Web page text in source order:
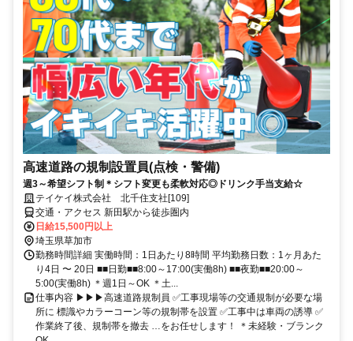
高速道路の規制設置員(点検・警備)
週3～希望シフト制＊シフト変更も柔軟対応◎ドリンク手当支給☆
テイケイ株式会社 北千住支社[109]
交通・アクセス 新田駅から徒歩圏内
日給15,500円以上
埼玉県草加市
勤務時間詳細 実働時間：1日あたり8時間 平均勤務日数：1ヶ月あた
り4日 〜 20日 ■■日勤■■8:00～17:00(実働8h) ■■夜勤■■20:00～
5:00(実働8h) ＊週1日～OK ＊土...
仕事内容 ▶▶▶高速道路規制員 ✅工事現場等の交通規制が必要な場
所に 標識やカラーコーン等の規制帯を設置 ✅工事中は車両の誘導 ✅
作業終了後、規制帯を撤去 …をお任せします！ ＊未経験・ブランク